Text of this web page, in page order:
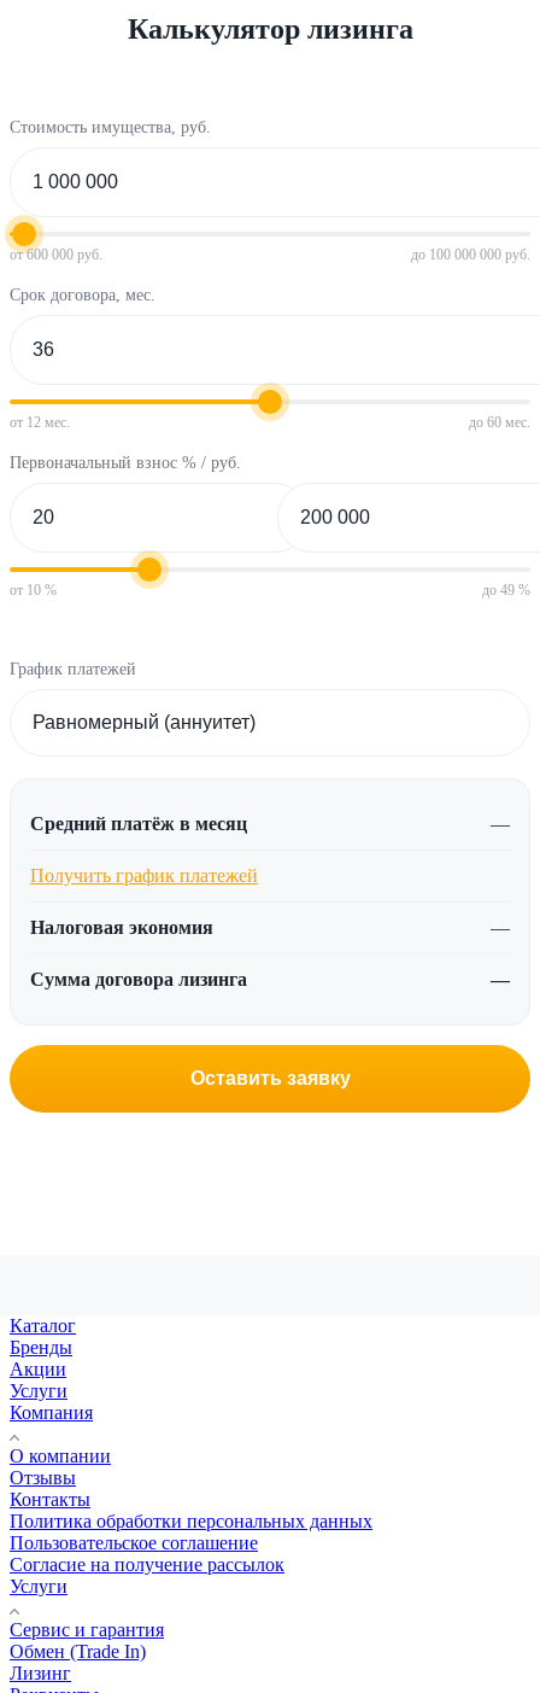
Калькулятор лизинга
Стоимость имущества, руб.
от 600 000 руб. до 100 000 000 руб.
Срок договора, мес.
от 12 мес. до 60 мес.
Первоначальный взнос % / руб.
от 10 % до 49 %
График платежей
Средний платёж в месяц —
Получить график платежей
Налоговая экономия —
Сумма договора лизинга —
Оставить заявку
Каталог
Бренды
Акции
Услуги
Компания
О компании
Отзывы
Контакты
Политика обработки персональных данных
Пользовательское соглашение
Согласие на получение рассылок
Услуги
Сервис и гарантия
Обмен (Trade In)
Лизинг